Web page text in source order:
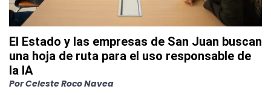
El Estado y las empresas de San Juan buscan
una hoja de ruta para el uso responsable de
la IA
PorCeleste Roco Navea